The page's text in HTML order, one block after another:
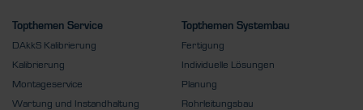
Topthemen Service
DAkkS Kalibrierung
Kalibrierung
Montageservice
Wartung und Instandhaltung
Topthemen Systembau
Fertigung
Individuelle Lösungen
Planung
Rohrleitungsbau